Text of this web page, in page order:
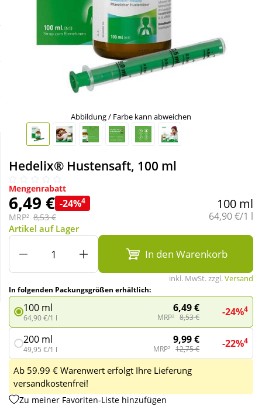
Schnäppchen
Täglich gut versorgt
Körperpflege & Kosmetik
Liebe & Erotik
Nahrungsergänzung
Sanitätshaus
Sport & Fitness
Tierbedarf
Wellness
Abbildung / Farbe kann abweichen
Hedelix® Hustensaft, 100 ml
Mengenrabatt
6,49 € -24%4
MRP² 8,53 €
100 ml
Grundpreis:
64,90 €/1 l
Artikel auf Lager
In den Warenkorb
inkl. MwSt. zzgl.Versand
In folgenden Packungsgrößen erhältlich:
100 ml
64,90 €/1 l
6,49 €
MRP² 8,53 € -24%4
200 ml
49,95 €/1 l
9,99 €
MRP² 12,75 € -22%4
Ab 59.99 € Warenwert erfolgt Ihre Lieferung
versandkostenfrei!
Zu meiner Favoriten-Liste hinzufügen